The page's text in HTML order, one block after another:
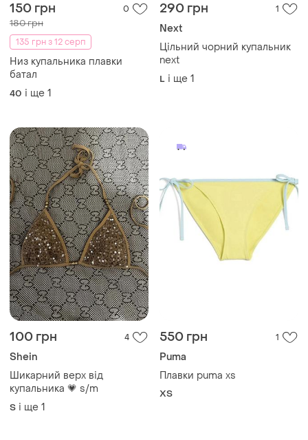
150 грн 0
180 грн
135 грн з 12 серп
Низ купальника плавки
батал
40 і ще 1
290 грн 1
Next
Цільний чорний купальник
next
L і ще 1
100 грн 4
Shein
Шикарний верх від
купальника 💗 s/m
S і ще 1
550 грн 1
Puma
Плавки puma xs
ХS